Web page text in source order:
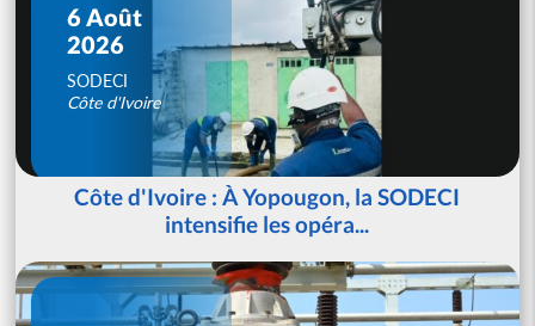
6 Août
2026
SODECI
Côte d'Ivoire
Côte d'Ivoire : À Yopougon, la SODECI
intensifie les opéra...